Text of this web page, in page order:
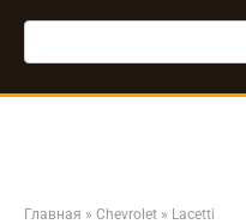
Поиск:
Главная » Chevrolet » Lacetti